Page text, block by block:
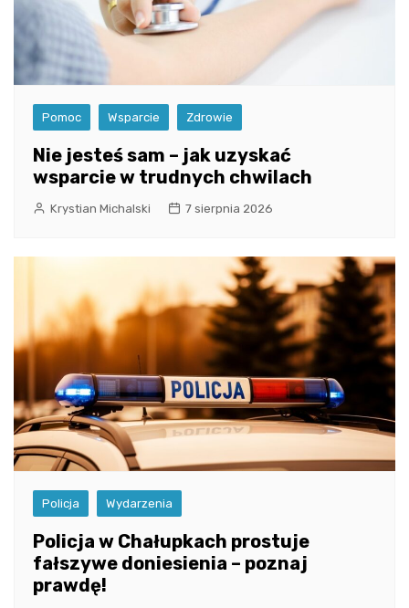
Pomoc Wsparcie Zdrowie
Nie jesteś sam – jak uzyskać
wsparcie w trudnych chwilach
Krystian Michalski 7 sierpnia 2026
Policja Wydarzenia
Policja w Chałupkach prostuje
fałszywe doniesienia – poznaj
prawdę!